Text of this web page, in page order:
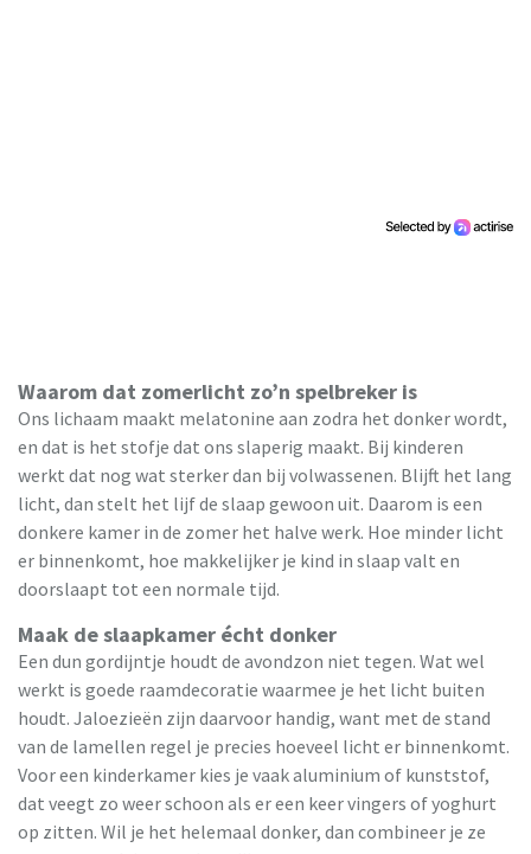
Waarom dat zomerlicht zo’n spelbreker is
Ons lichaam maakt melatonine aan zodra het donker wordt,
en dat is het stofje dat ons slaperig maakt. Bij kinderen
werkt dat nog wat sterker dan bij volwassenen. Blijft het lang
licht, dan stelt het lijf de slaap gewoon uit. Daarom is een
donkere kamer in de zomer het halve werk. Hoe minder licht
er binnenkomt, hoe makkelijker je kind in slaap valt en
doorslaapt tot een normale tijd.
Maak de slaapkamer écht donker
Een dun gordijntje houdt de avondzon niet tegen. Wat wel
werkt is goede raamdecoratie waarmee je het licht buiten
houdt. Jaloezieën zijn daarvoor handig, want met de stand
van de lamellen regel je precies hoeveel licht er binnenkomt.
Voor een kinderkamer kies je vaak aluminium of kunststof,
dat veegt zo weer schoon als er een keer vingers of yoghurt
op zitten. Wil je het helemaal donker, dan combineer je ze